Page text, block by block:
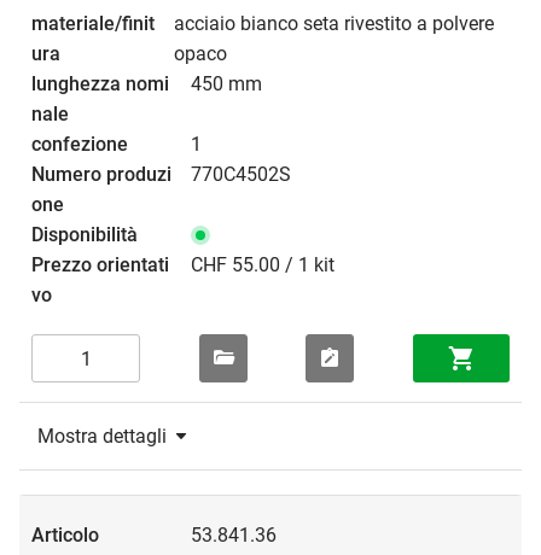
acciaio bianco seta rivestito a polvere
opaco
450 mm
1
770C4502S
CHF 55.00 / 1 kit
Mostra dettagli
53.841.36